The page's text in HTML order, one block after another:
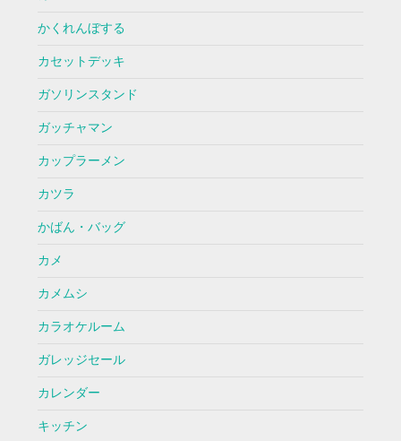
かくれんぼする
カセットデッキ
ガソリンスタンド
ガッチャマン
カップラーメン
カツラ
かばん・バッグ
カメ
カメムシ
カラオケルーム
ガレッジセール
カレンダー
キッチン